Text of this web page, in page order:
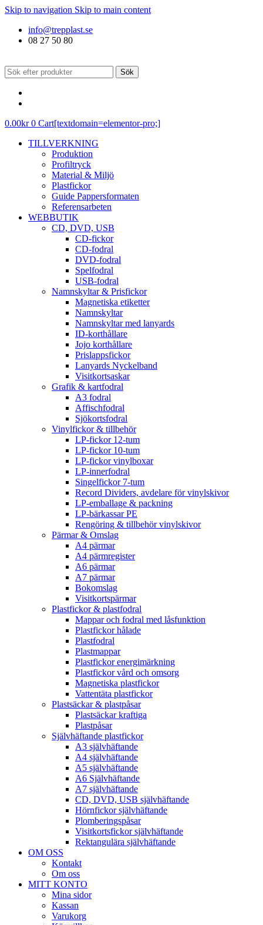
Skip to navigation Skip to main content
info@trepplast.se
08 27 50 80
Sök
0.00kr 0 Cart[textdomain=elementor-pro;]
TILLVERKNING
Produktion
Profiltryck
Material & Miljö
Plastfickor
Guide Pappersformaten
Referensarbeten
WEBBUTIK
CD, DVD, USB
CD-fickor
CD-fodral
DVD-fodral
Spelfodral
USB-fodral
Namnskyltar & Prisfickor
Magnetiska etiketter
Namnskyltar
Namnskyltar med lanyards
ID-korthållare
Jojo korthållare
Prislappsfickor
Lanyards Nyckelband
Visitkortsaskar
Grafik & kartfodral
A3 fodral
Affischfodral
Sjökortsfodral
Vinylfickor & tillbehör
LP-fickor 12-tum
LP-fickor 10-tum
LP-fickor vinylboxar
LP-innerfodral
Singelfickor 7-tum
Record Dividers, avdelare för vinylskivor
LP-emballage & packning
LP-bärkassar PE
Rengöring & tillbehör vinylskivor
Pärmar & Omslag
A4 pärmar
A4 pärmregister
A6 pärmar
A7 pärmar
Bokomslag
Visitkortspärmar
Plastfickor & plastfodral
Mappar och fodral med låsfunktion
Plastfickor hålade
Plastfodral
Plastmappar
Plastfickor energimärkning
Plastfickor vård och omsorg
Magnetiska plastfickor
Vattentäta plastfickor
Plastsäckar & plastpåsar
Plastsäckar kraftiga
Plastpåsar
Självhäftande plastfickor
A3 självhäftande
A4 självhäftande
A5 självhäftande
A6 Självhäftande
A7 självhäftande
CD, DVD, USB självhäftande
Hörnfickor självhäftande
Plomberingspåsar
Visitkortsfickor självhäftande
Rektangulära självhäftande
OM OSS
Kontakt
Om oss
MITT KONTO
Mina sidor
Kassan
Varukorg